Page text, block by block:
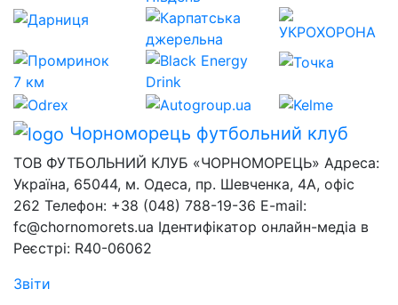
Чорноморець футбольний клуб
ТОВ ФУТБОЛЬНИЙ КЛУБ «ЧОРНОМОРЕЦЬ» Адреса:
Україна, 65044, м. Одеса, пр. Шевченка, 4А, офіс
262 Телефон: +38 (048) 788-19-36 E-mail:
fc@chornomorets.ua Ідентифікатор онлайн-медіа в
Реєстрі: R40-06062
Звіти